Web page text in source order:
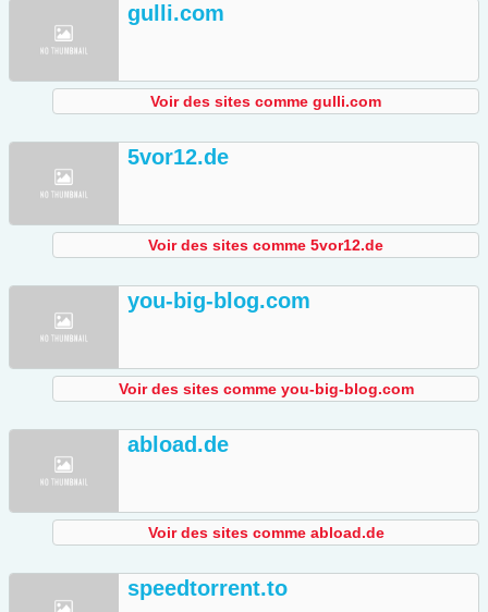
gulli.com
Voir des sites comme gulli.com
5vor12.de
Voir des sites comme 5vor12.de
you-big-blog.com
Voir des sites comme you-big-blog.com
abload.de
Voir des sites comme abload.de
speedtorrent.to